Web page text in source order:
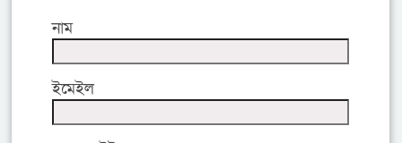
নাম
ইমেইল